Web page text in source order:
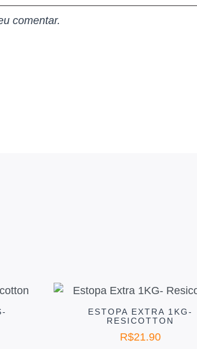
comentar.
ESTOPA EXTRA 1KG-
RESICOTTON
R$21.90